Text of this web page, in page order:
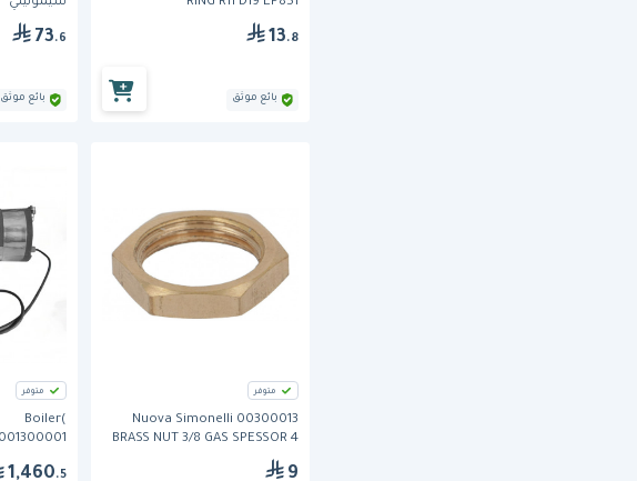
13.8
بائع موثق
73.6
بائع موثق
متوفر
Nuova Simonelli 00300013
BRASS NUT 3/8 GAS SPESSOR 4
9
متوفر
Boiler(
1,460.5